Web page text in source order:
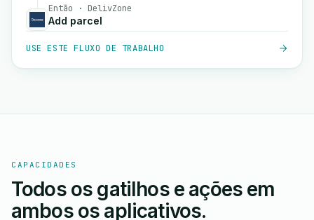
Então · DelivZone
Add parcel
USE ESTE FLUXO DE TRABALHO
CAPACIDADES
Todos os gatilhos e ações em
ambos os aplicativos.